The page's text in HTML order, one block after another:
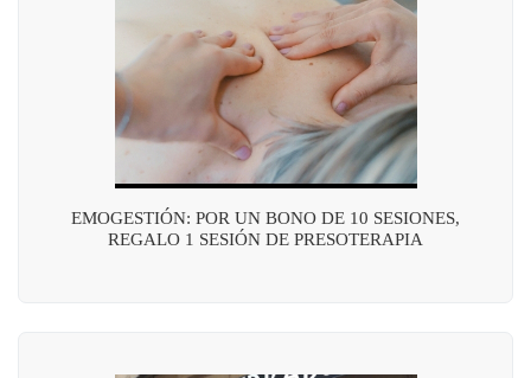
EMOGESTIÓN: POR UN BONO DE 10 SESIONES,
REGALO 1 SESIÓN DE PRESOTERAPIA